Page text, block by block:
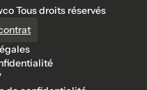
Tous droits réservés